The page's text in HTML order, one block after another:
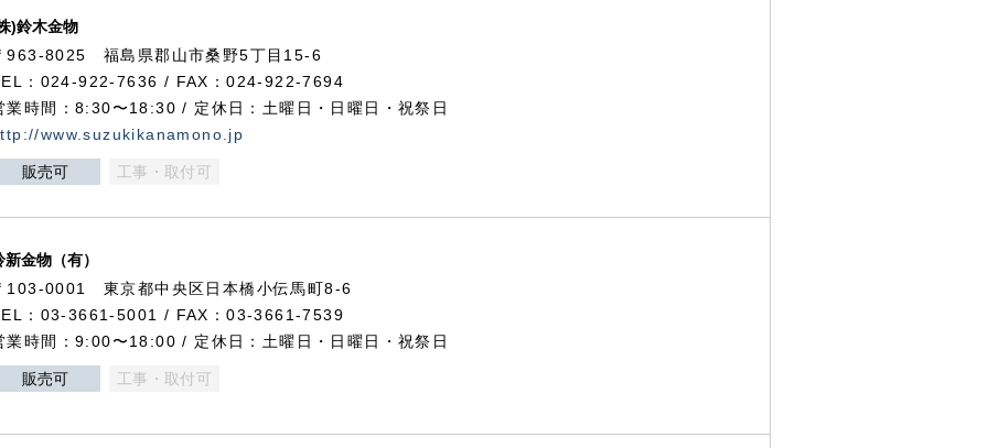
)鈴木金物
963-8025 福島県郡山市桑野5丁目15-6
：024-922-7636 / FAX：024-922-7694
業時間：8:30〜18:30 / 定休日：土曜日・日曜日・祝祭日
www.suzukikanamono.jp
販売可 工事・取付可
新金物（有）
103-0001 東京都中央区日本橋小伝馬町8-6
：03-3661-5001 / FAX：03-3661-7539
業時間：9:00〜18:00 / 定休日：土曜日・日曜日・祝祭日
販売可 工事・取付可